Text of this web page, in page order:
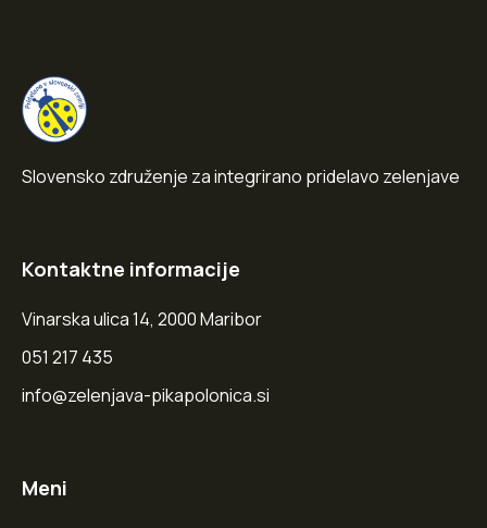
Slovensko združenje za integrirano pridelavo zelenjave
Kontaktne informacije
Vinarska ulica 14, 2000 Maribor
051 217 435
info@zelenjava-pikapolonica.si
Meni